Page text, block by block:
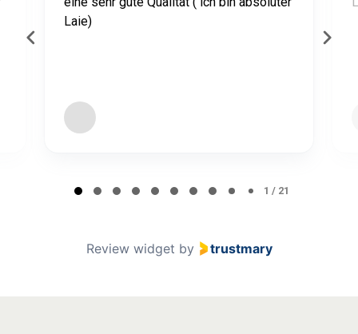
Laie)
1 / 21
Review widget by trustmary